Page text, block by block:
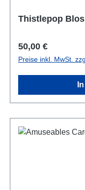
Thistlepop
Regulärer Preis:
50,00 €
Preise inkl. MwSt.